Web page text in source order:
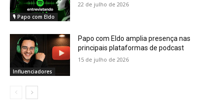
🎙️ Papo com Eldo
22 de julho de 2026
Influenciadores
Papo com Eldo amplia presença nas
principais plataformas de podcast
15 de julho de 2026